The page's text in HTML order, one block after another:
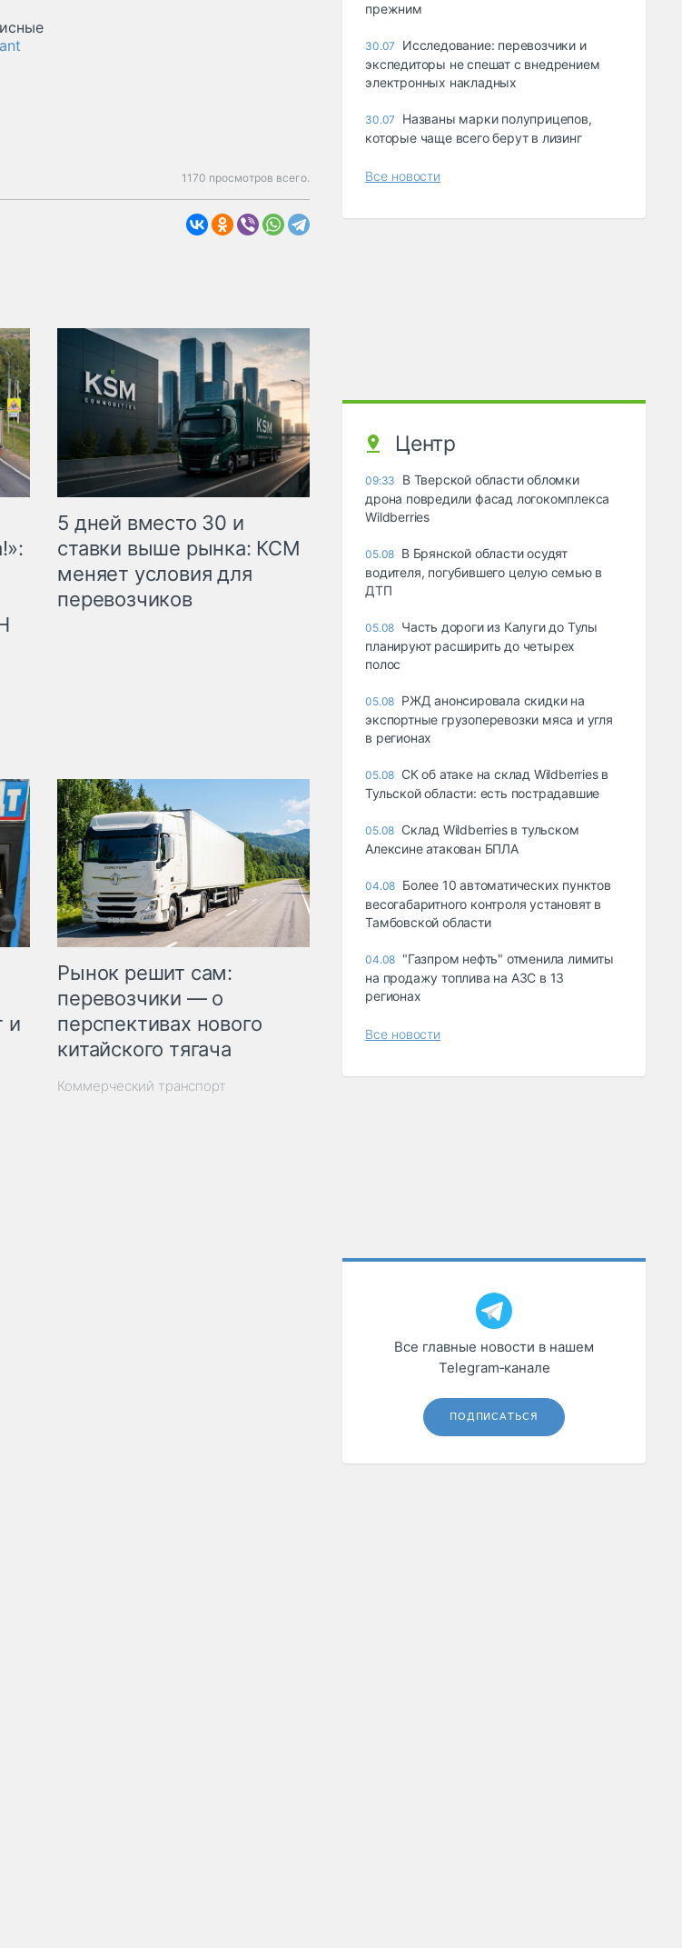
1170 просмотров всего.
5 дней вместо 30 и
ставки выше рынка: КСМ
меняет условия для
перевозчиков
и
Рынок решит сам:
перевозчики — о
перспективах нового
китайского тягача
Коммерческий транспорт
прежним
30.07
Исследование: перевозчики и
экспедиторы не спешат с внедрением
электронных накладных
30.07
Названы марки полуприцепов,
которые чаще всего берут в лизинг
Все новости
Центр
09:33
В Тверской области обломки
дрона повредили фасад логокомплекса
Wildberries
05.08 В Брянской области осудят
водителя, погубившего целую семью в
ДТП
05.08 Часть дороги из Калуги до Тулы
планируют расширить до четырех
полос
05.08 РЖД анонсировала скидки на
экспортные грузоперевозки мяса и угля
в регионах
05.08 СК об атаке на склад Wildberries в
Тульской области: есть пострадавшие
05.08 Склад Wildberries в тульском
Алексине атакован БПЛА
04.08 Более 10 автоматических пунктов
весогабаритного контроля установят в
Тамбовской области
04.08 "Газпром нефть" отменила лимиты
на продажу топлива на АЗС в 13
регионах
Все новости
Все главные новости в нашем
Telegram‑канале
ПОДПИСАТЬСЯ